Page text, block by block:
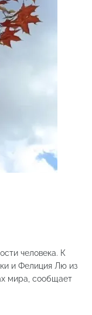
человека. К
и Фелиция Лю из
мира, сообщает